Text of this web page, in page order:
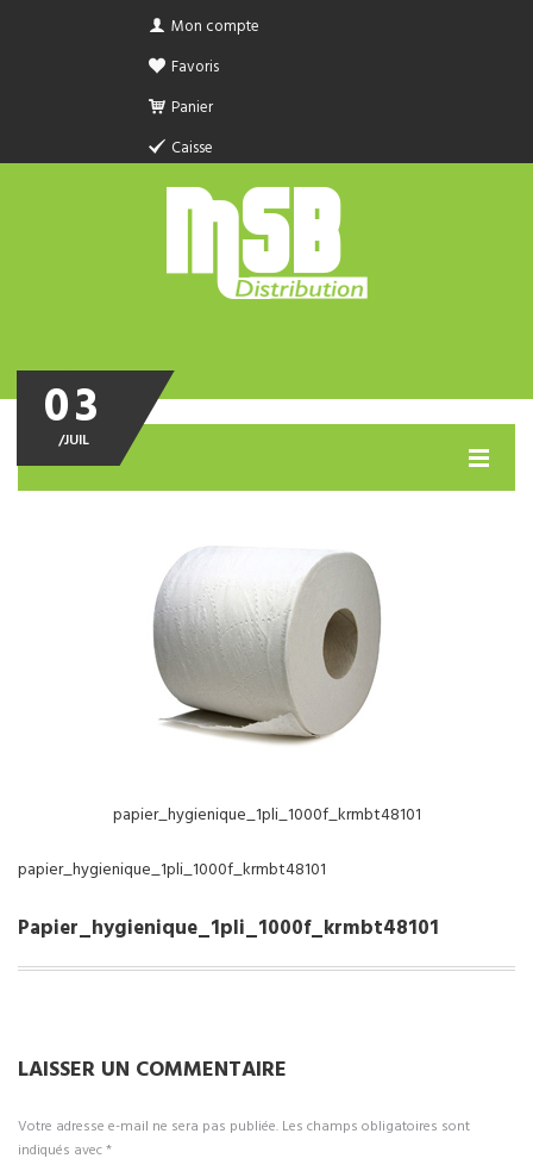
Mon compte
Favoris
Panier
Caisse
MENU
QUI SOMMES-NOUS
CONTACTEZ NOUS
papier_hygienique_1pli_1000f_krmbt48101
papier_hygienique_1pli_1000f_krmbt48101
03
/JUIL
Papier_hygienique_1pli_1000f_krmbt48101
LAISSER UN COMMENTAIRE
Votre adresse e-mail ne sera pas publiée. Les champs obligatoires sont
indiqués avec*